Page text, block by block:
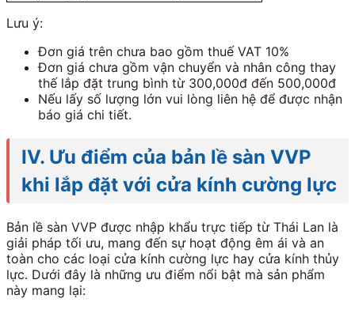
Lưu ý:
Đơn giá trên chưa bao gồm thuế VAT 10%
Đơn giá chưa gồm vận chuyển và nhân công thay
thế lắp đặt trung bình từ 300,000đ đến 500,000đ
Nếu lấy số lượng lớn vui lòng liên hệ để được nhận
báo giá chi tiết.
IV. Ưu điểm của bản lề sàn VVP
khi lắp đặt với cửa kính cường lực
Bản lề sàn VVP được nhập khẩu trực tiếp từ Thái Lan là
giải pháp tối ưu, mang đến sự hoạt động êm ái và an
toàn cho các loại cửa kính cường lực hay cửa kính thủy
lực. Dưới đây là những ưu điểm nổi bật mà sản phẩm
này mang lại: